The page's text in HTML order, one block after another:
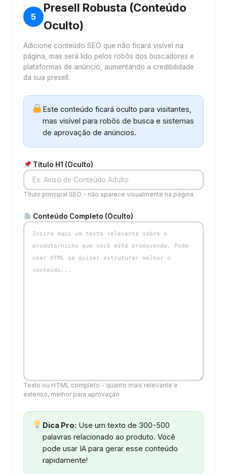
5
Presell Robusta (Conteúdo
Oculto)
Adicione conteúdo SEO que não ficará visível na
página, mas será lido pelos robôs dos buscadores e
plataformas de anúncio, aumentando a credibilidade
da sua presell.
Este conteúdo ficará oculto para visitantes,
mas visível para robôs de busca e sistemas
de aprovação de anúncios.
Título H1 (Oculto)
Título principal SEO - não aparece visualmente na página
Conteúdo Completo (Oculto)
Texto ou HTML completo - quanto mais relevante e
extenso, melhor para aprovação
Dica Pro: Use um texto de 300-500
palavras relacionado ao produto. Você
pode usar IA para gerar esse conteúdo
rapidamente!